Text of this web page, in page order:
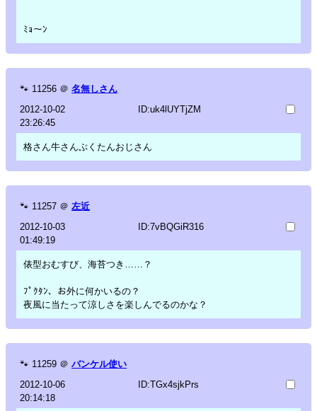
ﾐｮ～ﾝ
🐾 11256 ＠ 名無しさん
2012-10-02
23:26:45
ID:uk4lUYTjZM
格さん牛さんぷくたんおじさん
🐾 11257 ＠ 左近
2012-10-03
01:49:19
ID:7vBQGiR316
俵型おむすび、海苔つき……？
ﾌﾟｸﾀﾝ、お外に何かいるの？
夜風に当たって涼しさを楽しんでるのかな？
🐾 11259 ＠ バンケル使い
2012-10-06
20:14:18
ID:TGx4sjkPrs